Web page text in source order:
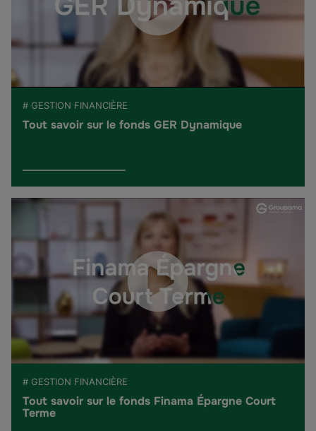
# GESTION FINANCIÈRE
Tout savoir sur le fonds GER Dynamique
# GESTION FINANCIÈRE
Tout savoir sur le fonds Finama Épargne Court
Terme